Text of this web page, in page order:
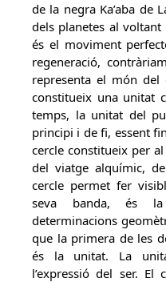
de la negra Ka’aba de
dels planetes al
és el moviment
regeneració,
representa el món del
constitueix una unitat
temps, la unitat del
principi i de fi, essent
cercle constitueix per al
del viatge alquímic,
cercle permet fer
seva banda, és
determinacions
que la primera de les
és la unitat. La
l’expressió del ser. El